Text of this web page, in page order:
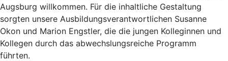
Augsburg willkommen. Für die inhaltliche Gestaltung
sorgten unsere Ausbildungsverantwortlichen Susanne
Okon und Marion Engstler, die die jungen Kolleginnen und
Kollegen durch das abwechslungsreiche Programm
führten.